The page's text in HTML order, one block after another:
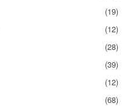
(19)
(12)
(28)
(39)
(12)
(68)